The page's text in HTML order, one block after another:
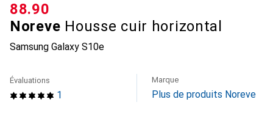
Noreve Housse cuir horizontal
Samsung Galaxy S10e
CHF
88.90
1
Évaluations Marque
Plus de produits Noreve